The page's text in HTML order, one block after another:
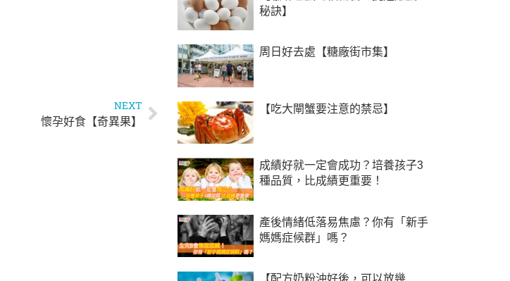
NEXT
懷孕好食【奇異果】
秘訣】
周日好去處【糖廠街市集】
【吃大閘蟹要注意的禁忌】
成績好就一定會成功？培養孩子3
種品質，比成績更重要！
產後情緒低落易焦慮？你有「新手
媽媽症候群」嗎？